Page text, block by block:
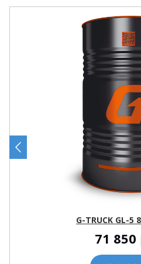
G-TRUCK GL-5
71 850